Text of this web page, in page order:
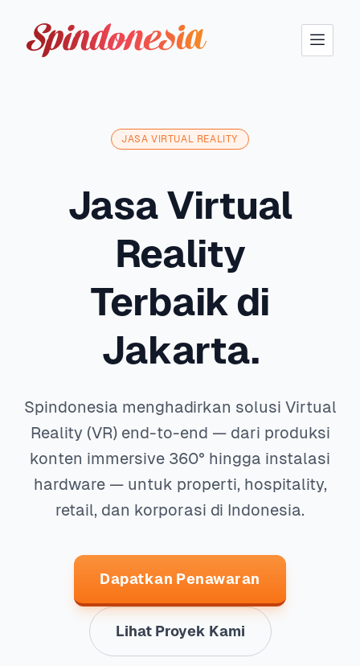
Solar Tech Logo
JASA VIRTUAL REALITY
Jasa Virtual
Reality
Terbaik di
Jakarta.
Spindonesia menghadirkan solusi Virtual
Reality (VR) end-to-end — dari produksi
konten immersive 360° hingga instalasi
hardware — untuk properti, hospitality,
retail, dan korporasi di Indonesia.
Dapatkan Penawaran
Lihat Proyek Kami